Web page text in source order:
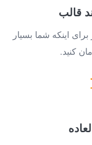
قالب
اینکه شما بسیار
کنید.